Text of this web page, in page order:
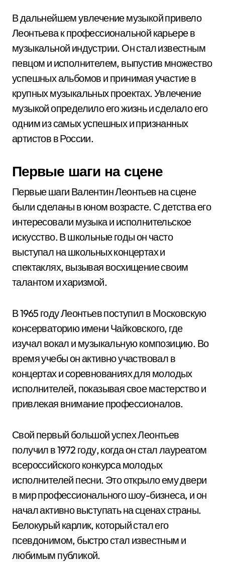
В дальнейшем увлечение музыкой привело
Леонтьева к профессиональной карьере в
музыкальной индустрии. Он стал известным
певцом и исполнителем, выпустив множество
успешных альбомов и принимая участие в
крупных музыкальных проектах. Увлечение
музыкой определило его жизнь и сделало его
одним из самых успешных и признанных
артистов в России.
Первые шаги на сцене
Первые шаги Валентин Леонтьев на сцене
были сделаны в юном возрасте. С детства его
интересовали музыка и исполнительское
искусство. В школьные годы он часто
выступал на школьных концертах и
спектаклях, вызывая восхищение своим
талантом и харизмой.
В 1965 году Леонтьев поступил в Московскую
консерваторию имени Чайковского, где
изучал вокал и музыкальную композицию. Во
время учебы он активно участвовал в
концертах и соревнованиях для молодых
исполнителей, показывая свое мастерство и
привлекая внимание профессионалов.
Свой первый большой успех Леонтьев
получил в 1972 году, когда он стал лауреатом
всероссийского конкурса молодых
исполнителей песни. Это открыло ему двери
в мир профессионального шоу-бизнеса, и он
начал активно выступать на сценах страны.
Белокурый карлик, который стал его
псевдонимом, быстро стал известным и
любимым публикой.